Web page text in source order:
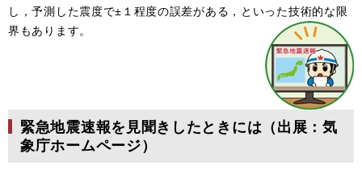
し，予測した震度で±１程度の誤差がある，といった技術的な限
界もあります。
緊急地震速報を見聞きしたときには（出展：気
象庁ホームページ）